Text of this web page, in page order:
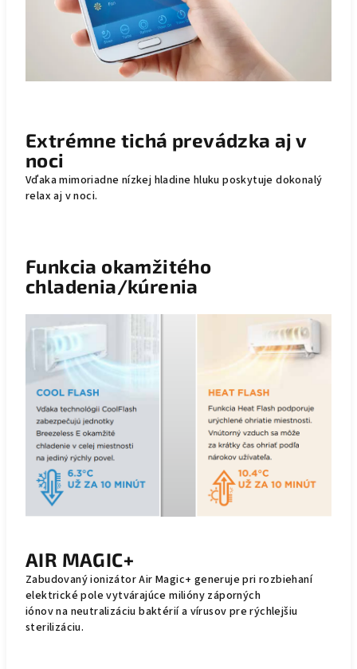
Extrémne tichá prevádzka aj v
noci
Vďaka mimoriadne nízkej hladine hluku poskytuje dokonalý
relax aj v noci.
Funkcia okamžitého
chladenia/kúrenia
AIR MAGIC+
Zabudovaný ionizátor Air Magic+ generuje pri rozbiehaní
elektrické pole vytvárajúce milióny záporných
iónov na neutralizáciu baktérií a vírusov pre rýchlejšiu
sterilizáciu.